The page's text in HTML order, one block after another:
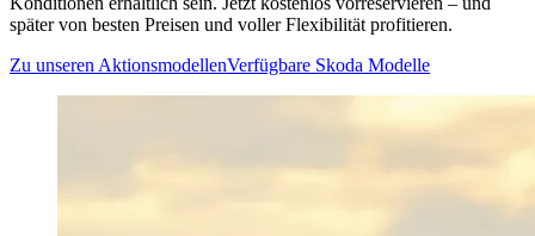
später von besten Preisen und voller Flexibilität profitieren.
Zu unseren AktionsmodellenVerfügbare Skoda Modelle